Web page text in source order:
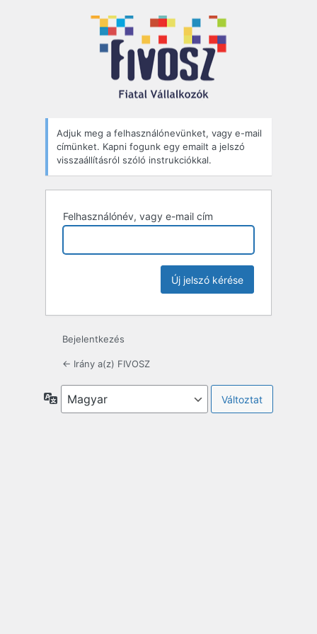
Adjuk meg a felhasználónevünket, vagy e-mail
címünket. Kapni fogunk egy emailt a jelszó
visszaállításról szóló instrukciókkal.
Felhasználónév, vagy e-mail cím
Bejelentkezés
← Irány a(z) FIVOSZ
Nyelv